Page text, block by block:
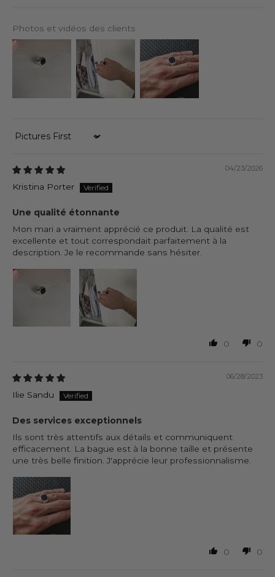
Photos et vidéos des clients
Sort by
04/23/2026
Kristina Porter
Une qualité étonnante
Mon mari a vraiment apprécié ce produit. La qualité est
excellente et tout correspondait parfaitement à la
description. Je le recommande sans hésiter.
0 0
06/28/2023
Ilie Sandu
Des services exceptionnels
Ils sont très attentifs aux détails et communiquent
efficacement. La bague est à la bonne taille et présente
une très belle finition. J'apprécie leur professionnalisme.
0 0